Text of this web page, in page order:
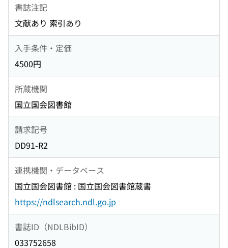
書誌注記
文献あり 索引あり
入手条件・定価
4500円
所蔵機関
国立国会図書館
請求記号
DD91-R2
連携機関・データベース
国立国会図書館 : 国立国会図書館蔵書
https://ndlsearch.ndl.go.jp
書誌ID（NDLBibID）
033752658